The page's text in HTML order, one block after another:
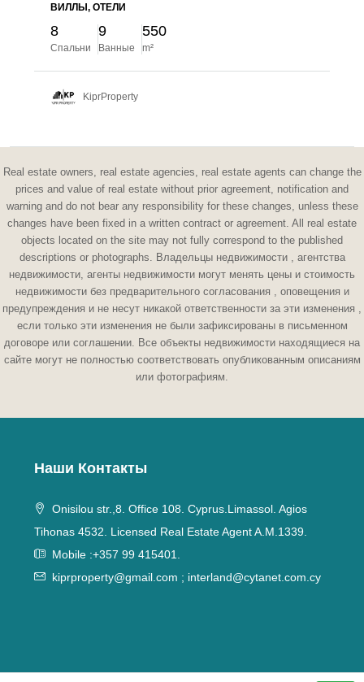
ВИЛЛЫ, ОТЕЛИ
8
Спальни
9
Ванные
550
m²
KiprProperty
Real estate owners, real estate agencies, real estate agents can change the
prices and value of real estate without prior agreement, notification and
warning and do not bear any responsibility for these changes, unless these
changes have been fixed in a written contract or agreement. All real estate
objects located on the site may not fully correspond to the published
descriptions or photographs. Владельцы недвижимости , агентства
недвижимости, агенты недвижимости могут менять цены и стоимость
недвижимости без предварительного согласования , оповещения и
предупреждения и не несут никакой ответственности за эти изменения ,
если только эти изменения не были зафиксированы в письменном
договоре или соглашении. Все объекты недвижимости находящиеся на
сайте могут не полностью соответствовать опубликованным описаниям
или фотографиям.
Наши Контакты
Onisilou str.,8. Office 108. Cyprus.Limassol. Agios
Tihonas 4532. Licensed Real Estate Agent A.M.1339.
Mobile :+357 99 415401.
kiprproperty@gmail.com ; interland@cytanet.com.cy